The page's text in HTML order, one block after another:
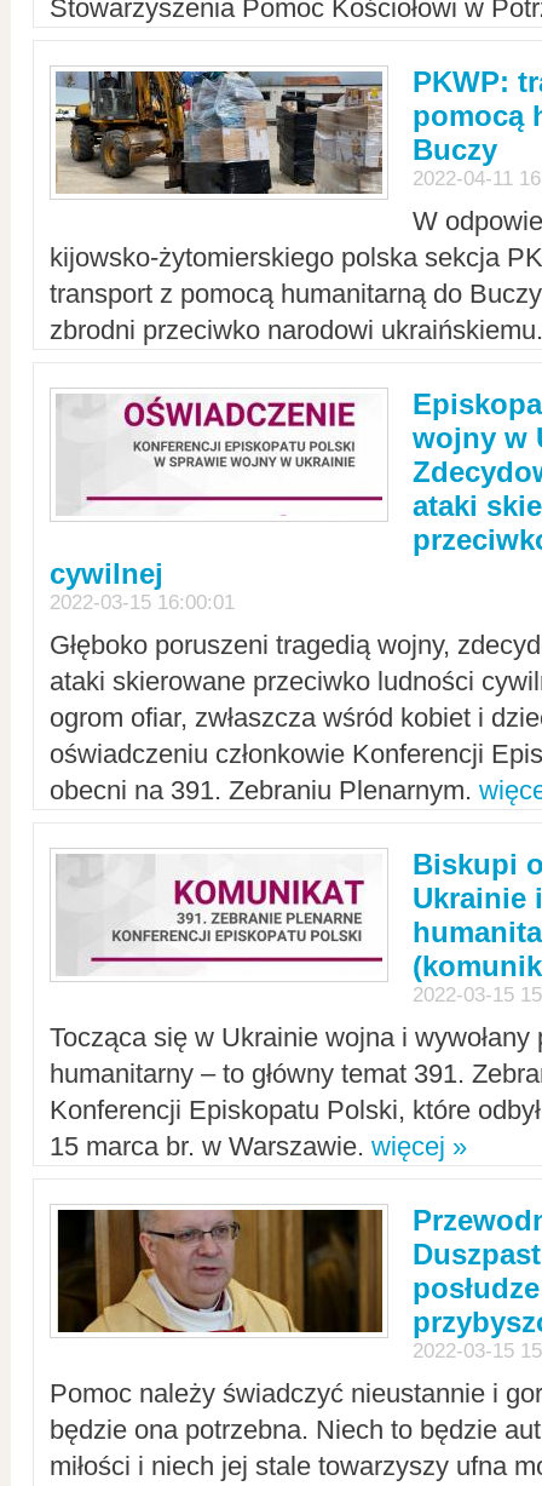
Stowarzyszenia Pomoc Kościołowi w
PKWP:
pomocą
Buczy
2022-04-11
W
kijowsko-żytomierskiego polska sekcja
transport z pomocą humanitarną do
zbrodni przeciwko narodowi
wojny w
ataki
cywilnej
2022-03-15 16:00:01
Głęboko poruszeni tragedią wojny,
ataki skierowane przeciwko ludności
ogrom ofiar, zwłaszcza wśród kobiet i
oświadczeniu członkowie Konferencji
obecni na 391. Zebraniu Plenarnym.
Biskupi
Ukrainie
2022-03-15
Tocząca się w Ukrainie wojna i
humanitarny – to główny temat 391.
Konferencji Episkopatu Polski, które
15 marca br. w Warszawie. więcej »
2022-03-15
Pomoc należy świadczyć nieustannie i
będzie ona potrzebna. Niech to będzie
miłości i niech jej stale towarzyszy ufna